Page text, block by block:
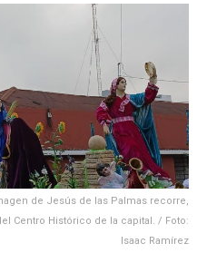
de Jesús de las Palmas recorre,
Centro Histórico de la capital. / Foto:
Isaac Ramírez